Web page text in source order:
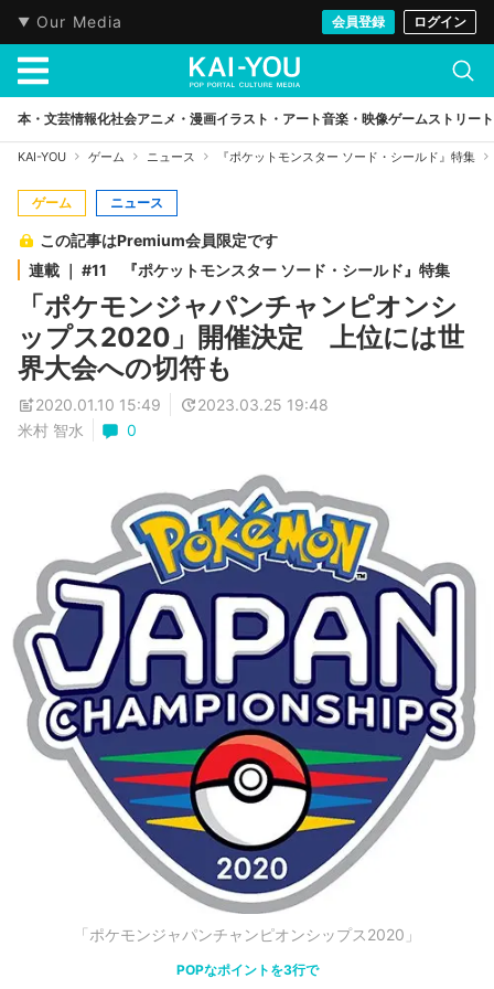
Our Media 会員登録 ログイン
本・文芸情報化社会アニメ・漫画イラスト・アート音楽・映像ゲームストリート
KAI-YOU ゲーム ニュース 『ポケットモンスター ソード・シールド』特集
ゲーム ニュース
この記事はPremium会員限定です
連載 ｜ #11 『ポケットモンスター ソード・シールド』特集
「ポケモンジャパンチャンピオンシ
ップス2020」開催決定 上位には世
界大会への切符も
2020.01.10 15:49
2023.03.25 19:48
米村 智水
0
「ポケモンジャパンチャンピオンシップス2020」
POPなポイントを3行で